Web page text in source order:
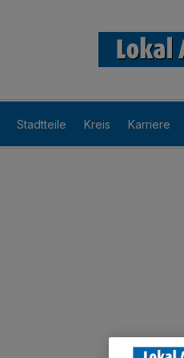
Stadtteile Kreis Karriere